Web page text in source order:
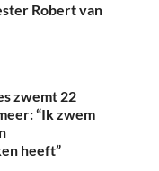
Robert van
zwemt 22
“Ik zwem
heeft”